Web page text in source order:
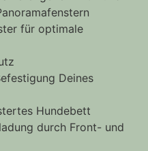
für optimale
Deines
Hundebett
durch Front- und